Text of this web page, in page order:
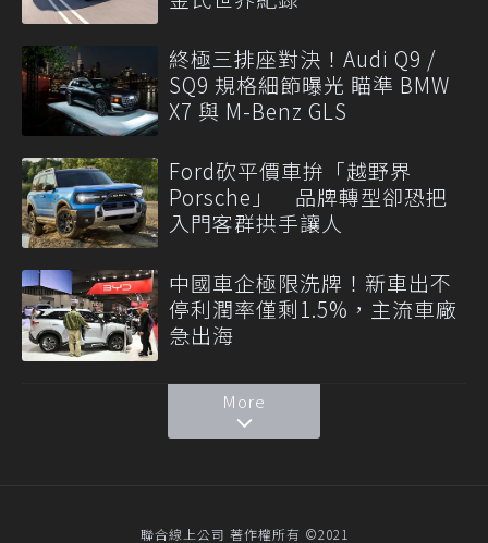
終極三排座對決！Audi Q9 /
SQ9 規格細節曝光 瞄準 BMW
X7 與 M-Benz GLS
Ford砍平價車拚「越野界
Porsche」 品牌轉型卻恐把
入門客群拱手讓人
中國車企極限洗牌！新車出不
停利潤率僅剩1.5%，主流車廠
急出海
More
聯合線上公司 著作權所有 ©2021